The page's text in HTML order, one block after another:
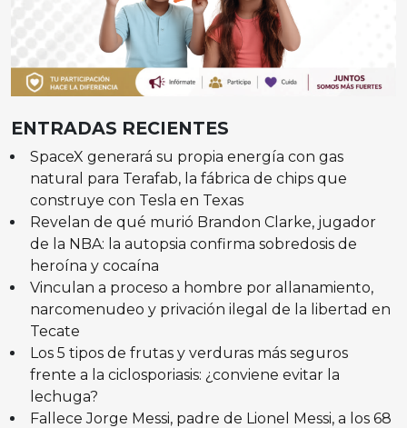
ENTRADAS RECIENTES
SpaceX generará su propia energía con gas
natural para Terafab, la fábrica de chips que
construye con Tesla en Texas
Revelan de qué murió Brandon Clarke, jugador
de la NBA: la autopsia confirma sobredosis de
heroína y cocaína
Vinculan a proceso a hombre por allanamiento,
narcomenudeo y privación ilegal de la libertad en
Tecate
Los 5 tipos de frutas y verduras más seguros
frente a la ciclosporiasis: ¿conviene evitar la
lechuga?
Fallece Jorge Messi, padre de Lionel Messi, a los 68